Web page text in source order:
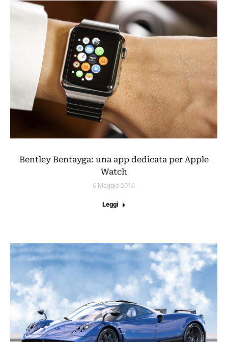
Bentley Bentayga: una app dedicata per Apple
Watch
6 Maggio 2016
Leggi